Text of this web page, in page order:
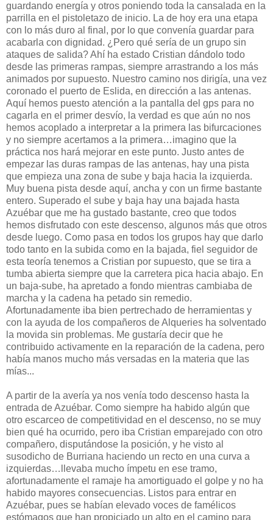
guardando energía y otros poniendo toda la cansalada en la
parrilla en el pistoletazo de inicio. La de hoy era una etapa
con lo más duro al final, por lo que convenía guardar para
acabarla con dignidad. ¿Pero qué sería de un grupo sin
ataques de salida? Ahí ha estado Cristian dándolo todo
desde las primeras rampas, siempre arrastrando a los más
animados por supuesto. Nuestro camino nos dirigía, una vez
coronado el puerto de Eslida, en dirección a las antenas.
Aquí hemos puesto atención a la pantalla del gps para no
cagarla en el primer desvío, la verdad es que aún no nos
hemos acoplado a interpretar a la primera las bifurcaciones
y no siempre acertamos a la primera…imagino que la
práctica nos hará mejorar en este punto. Justo antes de
empezar las duras rampas de las antenas, hay una pista
que empieza una zona de sube y baja hacia la izquierda.
Muy buena pista desde aquí, ancha y con un firme bastante
entero. Superado el sube y baja hay una bajada hasta
Azuébar que me ha gustado bastante, creo que todos
hemos disfrutado con este descenso, algunos más que otros
desde luego. Como pasa en todos los grupos hay que darlo
todo tanto en la subida como en la bajada, fiel seguidor de
esta teoría tenemos a Cristian por supuesto, que se tira a
tumba abierta siempre que la carretera pica hacia abajo. En
un baja-sube, ha apretado a fondo mientras cambiaba de
marcha y la cadena ha petado sin remedio.
Afortunadamente iba bien pertrechado de herramientas y
con la ayuda de los compañeros de Alqueries ha solventado
la movida sin problemas. Me gustaría decir que he
contribuido activamente en la reparación de la cadena, pero
había manos mucho más versadas en la materia que las
mías...
A partir de la avería ya nos venía todo descenso hasta la
entrada de Azuébar. Como siempre ha habido algún que
otro escarceo de competitividad en el descenso, no se muy
bien qué ha ocurrido, pero iba Cristian emparejado con otro
compañero, disputándose la posición, y he visto al
susodicho de Burriana haciendo un recto en una curva a
izquierdas…llevaba mucho ímpetu en ese tramo,
afortunadamente el ramaje ha amortiguado el golpe y no ha
habido mayores consecuencias. Listos para entrar en
Azuébar, pues se habían elevado voces de famélicos
estómagos que han propiciado un alto en el camino para